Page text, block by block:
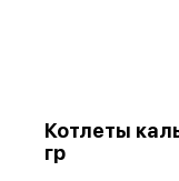
Котлеты
гр